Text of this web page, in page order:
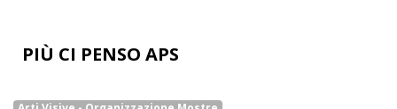
PIÙ CI PENSO APS